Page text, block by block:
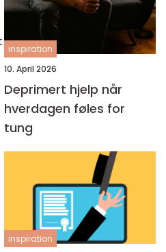
inspiration
10. April 2026
Deprimert hjelp når
hverdagen føles for
tung
inspiration